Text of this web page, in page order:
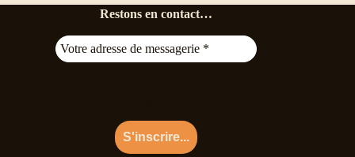
Restons en contact…